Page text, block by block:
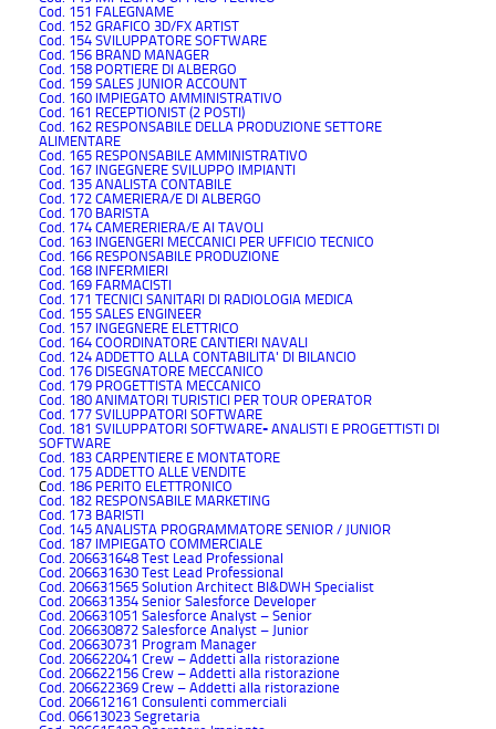
Cod. 151 FALEGNAME
Cod. 152 GRAFICO 3D/FX ARTIST
Cod. 154 SVILUPPATORE SOFTWARE
Cod. 156 BRAND MANAGER
Cod. 158 PORTIERE DI ALBERGO
Cod. 159 SALES JUNIOR ACCOUNT
Cod. 160 IMPIEGATO AMMINISTRATIVO
Cod. 161 RECEPTIONIST (2 POSTI)
Cod. 162 RESPONSABILE DELLA PRODUZIONE SETTORE
ALIMENTARE
Cod. 165 RESPONSABILE AMMINISTRATIVO
Cod. 167 INGEGNERE SVILUPPO IMPIANTI
Cod. 135 ANALISTA CONTABILE
Cod. 172 CAMERIERA/E DI ALBERGO
Cod. 170 BARISTA
Cod. 174 CAMERERIERA/E AI TAVOLI
Cod. 163 INGENGERI MECCANICI PER UFFICIO TECNICO
Cod. 166 RESPONSABILE PRODUZIONE
Cod. 168 INFERMIERI
Cod. 169 FARMACISTI
Cod. 171 TECNICI SANITARI DI RADIOLOGIA MEDICA
Cod. 155 SALES ENGINEER
Cod. 157 INGEGNERE ELETTRICO
Cod. 164 COORDINATORE CANTIERI NAVALI
Cod. 124 ADDETTO ALLA CONTABILITA' DI BILANCIO
Cod. 176 DISEGNATORE MECCANICO
Cod. 179 PROGETTISTA MECCANICO
Cod. 180 ANIMATORI TURISTICI PER TOUR OPERATOR
Cod. 177 SVILUPPATORI SOFTWARE
Cod. 181 SVILUPPATORI SOFTWARE- ANALISTI E PROGETTISTI DI
SOFTWARE
Cod. 183 CARPENTIERE E MONTATORE
Cod. 175 ADDETTO ALLE VENDITE
Cod. 186 PERITO ELETTRONICO
Cod. 182 RESPONSABILE MARKETING
Cod. 173 BARISTI
Cod. 145 ANALISTA PROGRAMMATORE SENIOR / JUNIOR
Cod. 187 IMPIEGATO COMMERCIALE
Cod. 206631648 Test Lead Professional
Cod. 206631630 Test Lead Professional
Cod. 206631565 Solution Architect BI&DWH Specialist
Cod. 206631354 Senior Salesforce Developer
Cod. 206631051 Salesforce Analyst – Senior
Cod. 206630872 Salesforce Analyst – Junior
Cod. 206630731 Program Manager
Cod. 206622041 Crew – Addetti alla ristorazione
Cod. 206622156 Crew – Addetti alla ristorazione
Cod. 206622369 Crew – Addetti alla ristorazione
Cod. 206612161 Consulenti commerciali
Cod. 06613023 Segretaria